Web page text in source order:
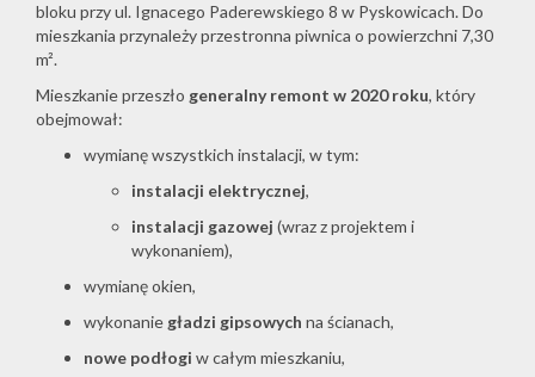
bloku przy ul. Ignacego Paderewskiego 8 w Pyskowicach. Do
mieszkania przynależy przestronna piwnica o powierzchni 7,30
m².
Mieszkanie przeszło generalny remont w 2020 roku, który
obejmował:
wymianę wszystkich instalacji, w tym:
instalacji elektrycznej,
instalacji gazowej (wraz z projektem i
wykonaniem),
wymianę okien,
wykonaniegładzi gipsowych na ścianach,
nowe podłogi w całym mieszkaniu,